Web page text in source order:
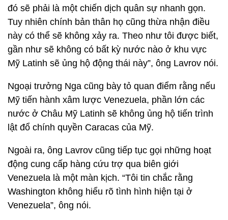
đó sẽ phải là một chiến dịch quân sự nhanh gọn.
Tuy nhiên chính bản thân họ cũng thừa nhận điều
này có thể sẽ không xảy ra. Theo như tôi được biết,
gần như sẽ không có bất kỳ nước nào ở khu vực
Mỹ Latinh sẽ ủng hộ động thái này”, ông Lavrov nói.
Ngoại trưởng Nga cũng bày tỏ quan điểm rằng nếu
Mỹ tiến hành xâm lược Venezuela, phần lớn các
nước ở Châu Mỹ Latinh sẽ không ủng hộ tiến trình
lật đổ chính quyền Caracas của Mỹ.
Ngoài ra, ông Lavrov cũng tiếp tục gọi những hoạt
động cung cấp hàng cứu trợ qua biên giới
Venezuela là một màn kịch. “Tôi tin chắc rằng
Washington không hiểu rõ tình hình hiện tại ở
Venezuela”, ông nói.